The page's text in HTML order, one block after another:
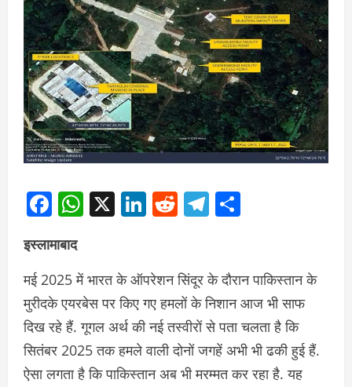
Facebook
WhatsApp
X LinkedIn
RedditTelegram
इस्लामाबाद
मई 2025 में भारत के ऑपरेशन सिंदूर के दौरान पाकिस्तान के
मुरीदके एयरबेस पर किए गए हमलों के निशान आज भी साफ
दिख रहे हैं. गूगल अर्थ की नई तस्वीरों से पता चलता है कि
सितंबर 2025 तक हमले वाली दोनों जगहें अभी भी ढकी हुई हैं.
ऐसा लगता है कि पाकिस्तान अब भी मरम्मत कर रहा है. यह